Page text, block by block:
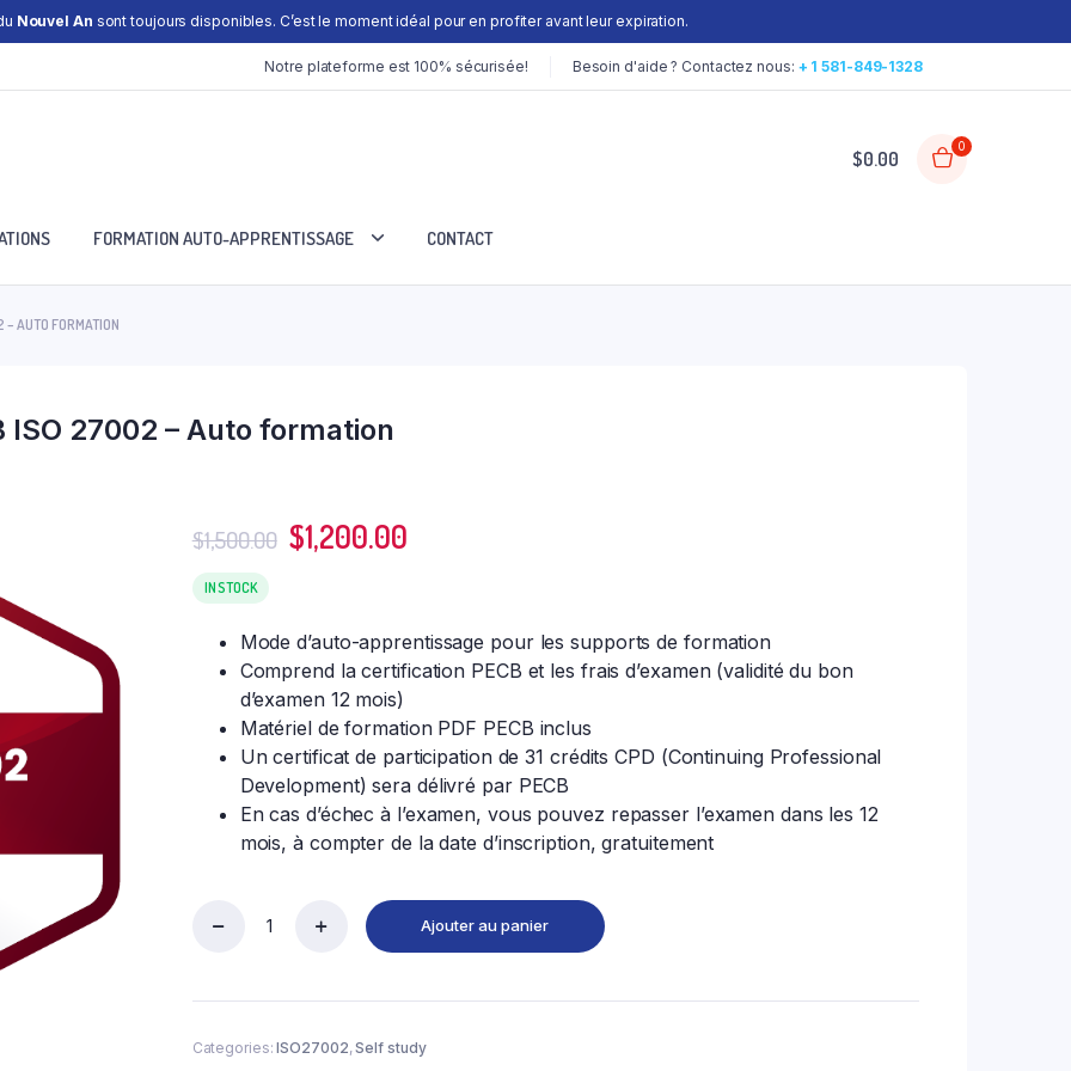
Nouvel An sont toujours disponibles. C’est le moment idéal pour en profiter avant leur expiration.
Notre plateforme est 100% sécurisée! Besoin d'aide ? Contactez nous: + 1 581-849-1328
$0.00
0
FORMATION AUTO-APPRENTISSAGE CONTACT
AUTO FORMATION
27002 – Auto formation
$1,500.00 Le
prix
$1,500.00.
$1,200.00Le
$1,200.00.
IN STOCK
Mode d’auto-apprentissage pour les supports de formation
Comprend la certification PECB et les frais d’examen (validité du bon
d’examen 12 mois)
Matériel de formation PDF PECB inclus
Un certificat de participation de 31 crédits CPD (Continuing Professional
Development) sera délivré par PECB
En cas d’échec à l’examen, vous pouvez repasser l’examen dans les 12
mois, à compter de la date d’inscription, gratuitement
Responsable
ISO
–
Ajouter au panier
Categories:ISO27002,Self study